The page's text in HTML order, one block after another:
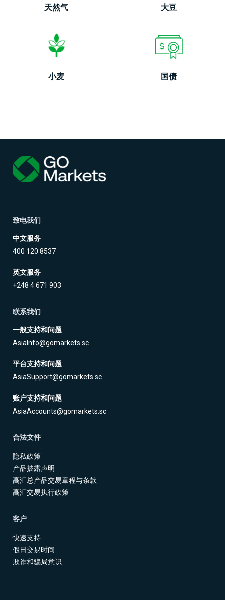
天然气 大豆
小麦 国债
致电我们
中文服务
400 120 8537
英文服务
+248 4 671 903
联系我们
一般支持和问题
AsiaInfo@gomarkets.sc
平台支持和问题
AsiaSupport@gomarkets.sc
账户支持和问题
AsiaAccounts@gomarkets.sc
合法文件
隐私政策
产品披露声明
高汇总产品交易章程与条款
高汇交易执行政策
客户
快速支持
假日交易时间
欺诈和骗局意识